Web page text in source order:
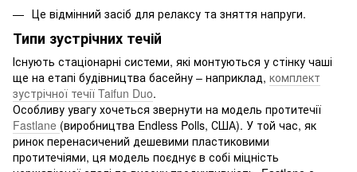
Це відмінний засіб для релаксу та зняття напруги.
Типи зустрічних течій
Існують стаціонарні системи, які монтуються у стінку чаші
ще на етапі будівництва басейну – наприклад, комплект
зустрічної течії Taifun Duo.
Особливу увагу хочеться звернути на модель протитечії
Fastlane (виробництва Endless Polls, США). У той час, як
ринок перенасичений дешевими пластиковими
протитечіями, ця модель поєднує в собі міцність